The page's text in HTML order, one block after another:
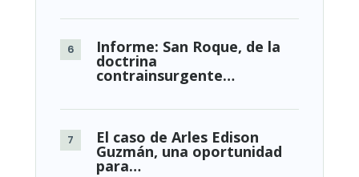
Informe: San Roque, de la
doctrina
contrainsurgente…
El caso de Arles Edison
Guzmán, una oportunidad
para…